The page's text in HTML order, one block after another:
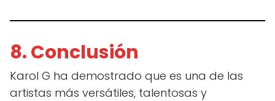
8. Conclusión
Karol G ha demostrado que es una de las
artistas más versátiles, talentosas y